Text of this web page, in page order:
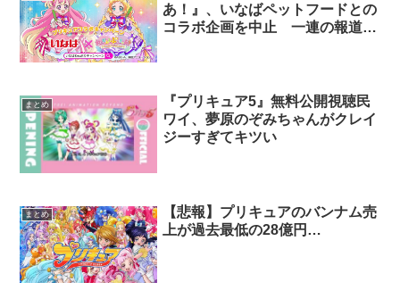
あ！』、いなばペットフードとの
コラボ企画を中止 一連の報道が
まとめ
『プリキュア5』無料公開視聴民
ワイ、夢原のぞみちゃんがクレイ
ジーすぎてキツい
まとめ
【悲報】プリキュアのバンナム売
上が過去最低の28億円…